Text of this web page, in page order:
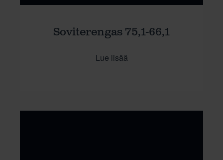
Soviterengas 75,1-66,1
Lue lisää